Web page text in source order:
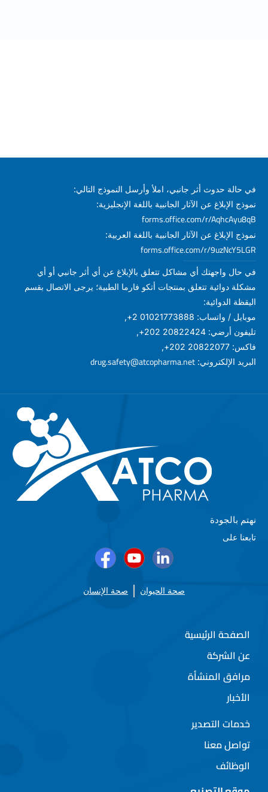
في حالة حدوث أثر جانبي، املأ وأرسل النموذج التالي:
نموذج الإبلاغ عن الآثار الجانبية باللغة الإنجليزية:
forms.office.com/r/AqhcAyu8qB
نموذج الإبلاغ عن الآثار الجانبية باللغة العربية:
forms.office.com/r/9uzNcY5LGR
في حال واجهتك أي مشاكل تتعلق بالإبلاغ عن أي أثر جانبي أو أي
مشكلة دوائية تتعلق بمنتجات أتكو فارما الطبية؛ يرجى الاتصال بقسم
اليقظة الدوائية:
موبايل / واتساب: 01021773888 2+,
تليفون أرضي: 20822424 202+,
فاكس: 20822077 202+,
البريد الإلكتروني: drug.safety@atcopharma.net
نهتم بالجودة
تابعنا على
صحة الحيوان صحة الإنسان
الصفحة الرئيسية
عن الشركة
مرافق المنشأة
الأخبار
خدمات التصدير
تواصل معنا
الوظائف